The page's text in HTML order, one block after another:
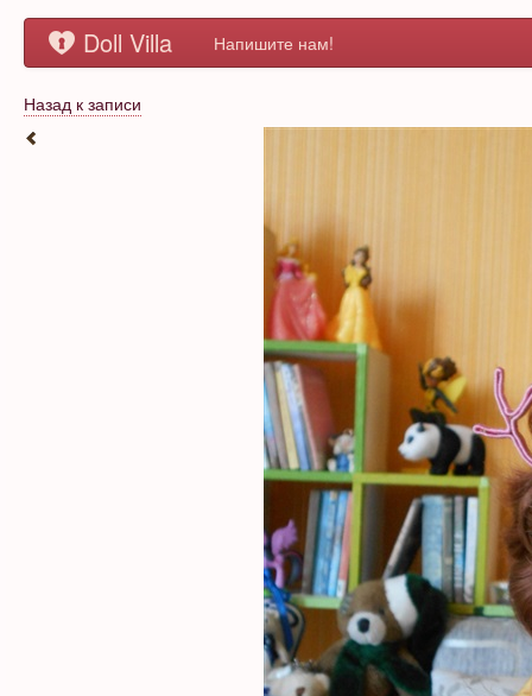
Doll Villa Напишите нам!
Назад к записи